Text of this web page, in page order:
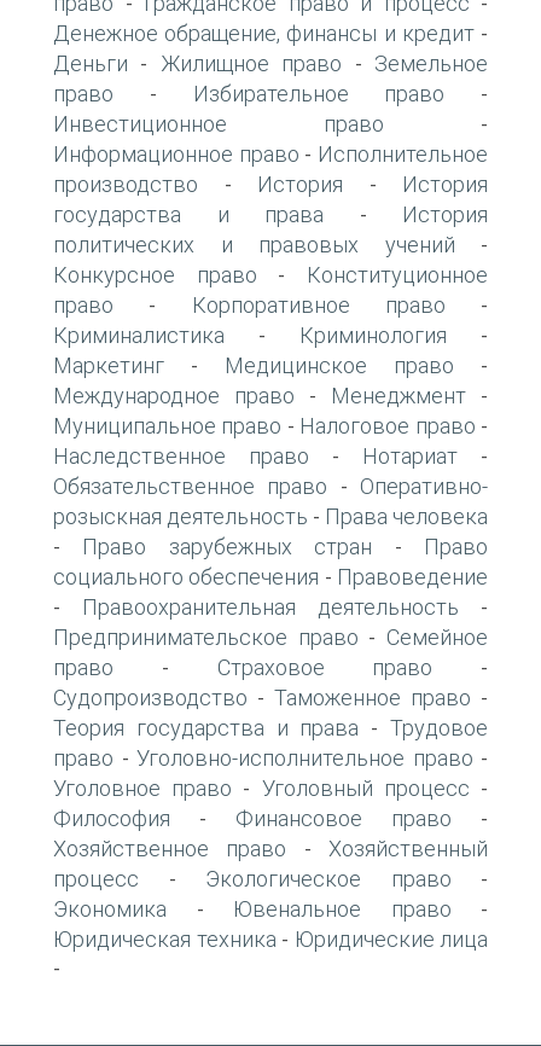
Денежное обращение, финансы и кредит-
Деньги - Жилищное право - Земельное
право - Избирательное право -
Инвестиционное право -
Информационное право - Исполнительное
производство - История -
История
государства и права -
История
политических и правовых учений -
Конкурсное право -
Конституционное
право - Корпоративное право -
Криминалистика - Криминология -
Маркетинг - Медицинское право -
Международное право - Менеджмент -
Муниципальное право - Налоговое право -
Наследственное право - Нотариат -
Обязательственное право - Оперативно-
розыскная деятельность - Права человека
- Право зарубежных стран -
Право
социального обеспечения - Правоведение
- Правоохранительная деятельность -
Предпринимательское право - Семейное
право - Страховое право -
Судопроизводство - Таможенное право -
Теория государства и права -Трудовое
право - Уголовно-исполнительное право -
Уголовное право - Уголовный процесс -
Философия - Финансовое право -
Хозяйственное право - Хозяйственный
процесс - Экологическое право -
Экономика - Ювенальное право -
Юридическая техника - Юридические лица
-